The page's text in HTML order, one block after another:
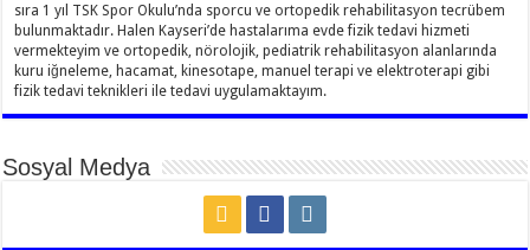
sıra 1 yıl TSK Spor Okulu’nda sporcu ve ortopedik rehabilitasyon tecrübem
bulunmaktadır. Halen Kayseri’de hastalarıma evde fizik tedavi hizmeti
vermekteyim ve ortopedik, nörolojik, pediatrik rehabilitasyon alanlarında
kuru iğneleme, hacamat, kinesotape, manuel terapi ve elektroterapi gibi
fizik tedavi teknikleri ile tedavi uygulamaktayım.
Sosyal Medya